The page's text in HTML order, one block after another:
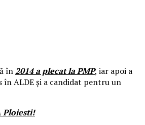
în2014 a plecat la PMP, iar apoi a
ALDE şi a candidat pentru un
Ploiesti!